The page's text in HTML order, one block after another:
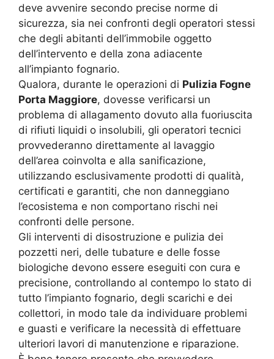
deve avvenire secondo precise norme di
sicurezza, sia nei confronti degli operatori stessi
che degli abitanti dell’immobile oggetto
dell’intervento e della zona adiacente
all’impianto fognario.
Qualora, durante le operazioni di Pulizia Fogne
Porta Maggiore, dovesse verificarsi un
problema di allagamento dovuto alla fuoriuscita
di rifiuti liquidi o insolubili, gli operatori tecnici
provvederanno direttamente al lavaggio
dell’area coinvolta e alla sanificazione,
utilizzando esclusivamente prodotti di qualità,
certificati e garantiti, che non danneggiano
l’ecosistema e non comportano rischi nei
confronti delle persone.
Gli interventi di disostruzione e pulizia dei
pozzetti neri, delle tubature e delle fosse
biologiche devono essere eseguiti con cura e
precisione, controllando al contempo lo stato di
tutto l’impianto fognario, degli scarichi e dei
collettori, in modo tale da individuare problemi
e guasti e verificare la necessità di effettuare
ulteriori lavori di manutenzione e riparazione.